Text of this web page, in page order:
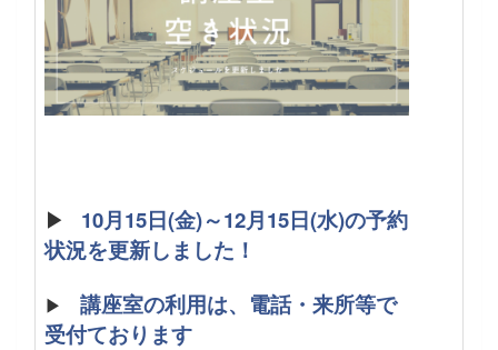
▶
10月15日(金)～12月15日(水)の予約
状況を更新しました！
▶ 講座室の利用は、電話・来所等で
受付ております